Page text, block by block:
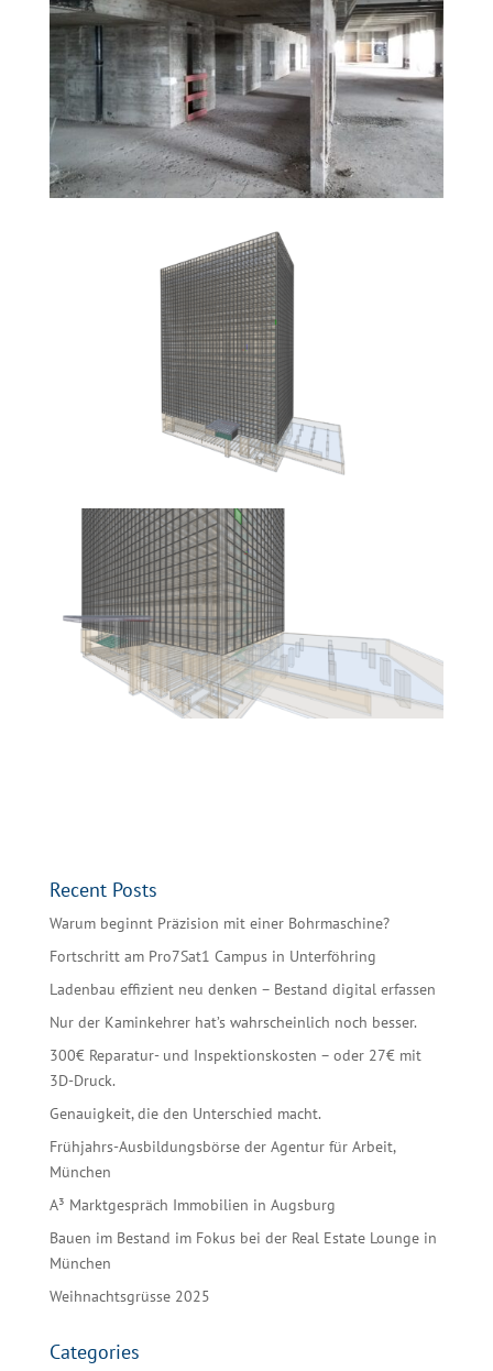
Recent Posts
Warum beginnt Präzision mit einer Bohrmaschine?
Fortschritt am Pro7Sat1 Campus in Unterföhring
Ladenbau effizient neu denken – Bestand digital erfassen
Nur der Kaminkehrer hat’s wahrscheinlich noch besser.
300€ Reparatur- und Inspektionskosten – oder 27€ mit
3D-Druck.
Genauigkeit, die den Unterschied macht.
Frühjahrs-Ausbildungsbörse der Agentur für Arbeit,
München
A³ Marktgespräch Immobilien in Augsburg
Bauen im Bestand im Fokus bei der Real Estate Lounge in
München
Weihnachtsgrüsse 2025
Categories